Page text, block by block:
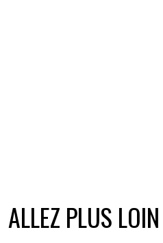
ALLEZ PLUS